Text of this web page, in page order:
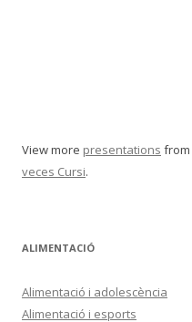
View more presentations from
veces Cursi.
ALIMENTACIÓ
Alimentació i adolescència
Alimentació i esports